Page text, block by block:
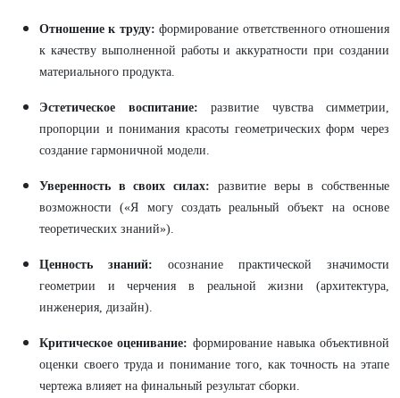
Отношение к труду: формирование ответственного отношения
к качеству выполненной работы и аккуратности при создании
материального продукта.
Эстетическое воспитание: развитие чувства симметрии,
пропорции и понимания красоты геометрических форм через
создание гармоничной модели.
Уверенность в своих силах: развитие веры в собственные
возможности («Я могу создать реальный объект на основе
теоретических знаний»).
Ценность знаний: осознание практической значимости
геометрии и черчения в реальной жизни (архитектура,
инженерия, дизайн).
Критическое оценивание: формирование навыка объективной
оценки своего труда и понимание того, как точность на этапе
чертежа влияет на финальный результат сборки.